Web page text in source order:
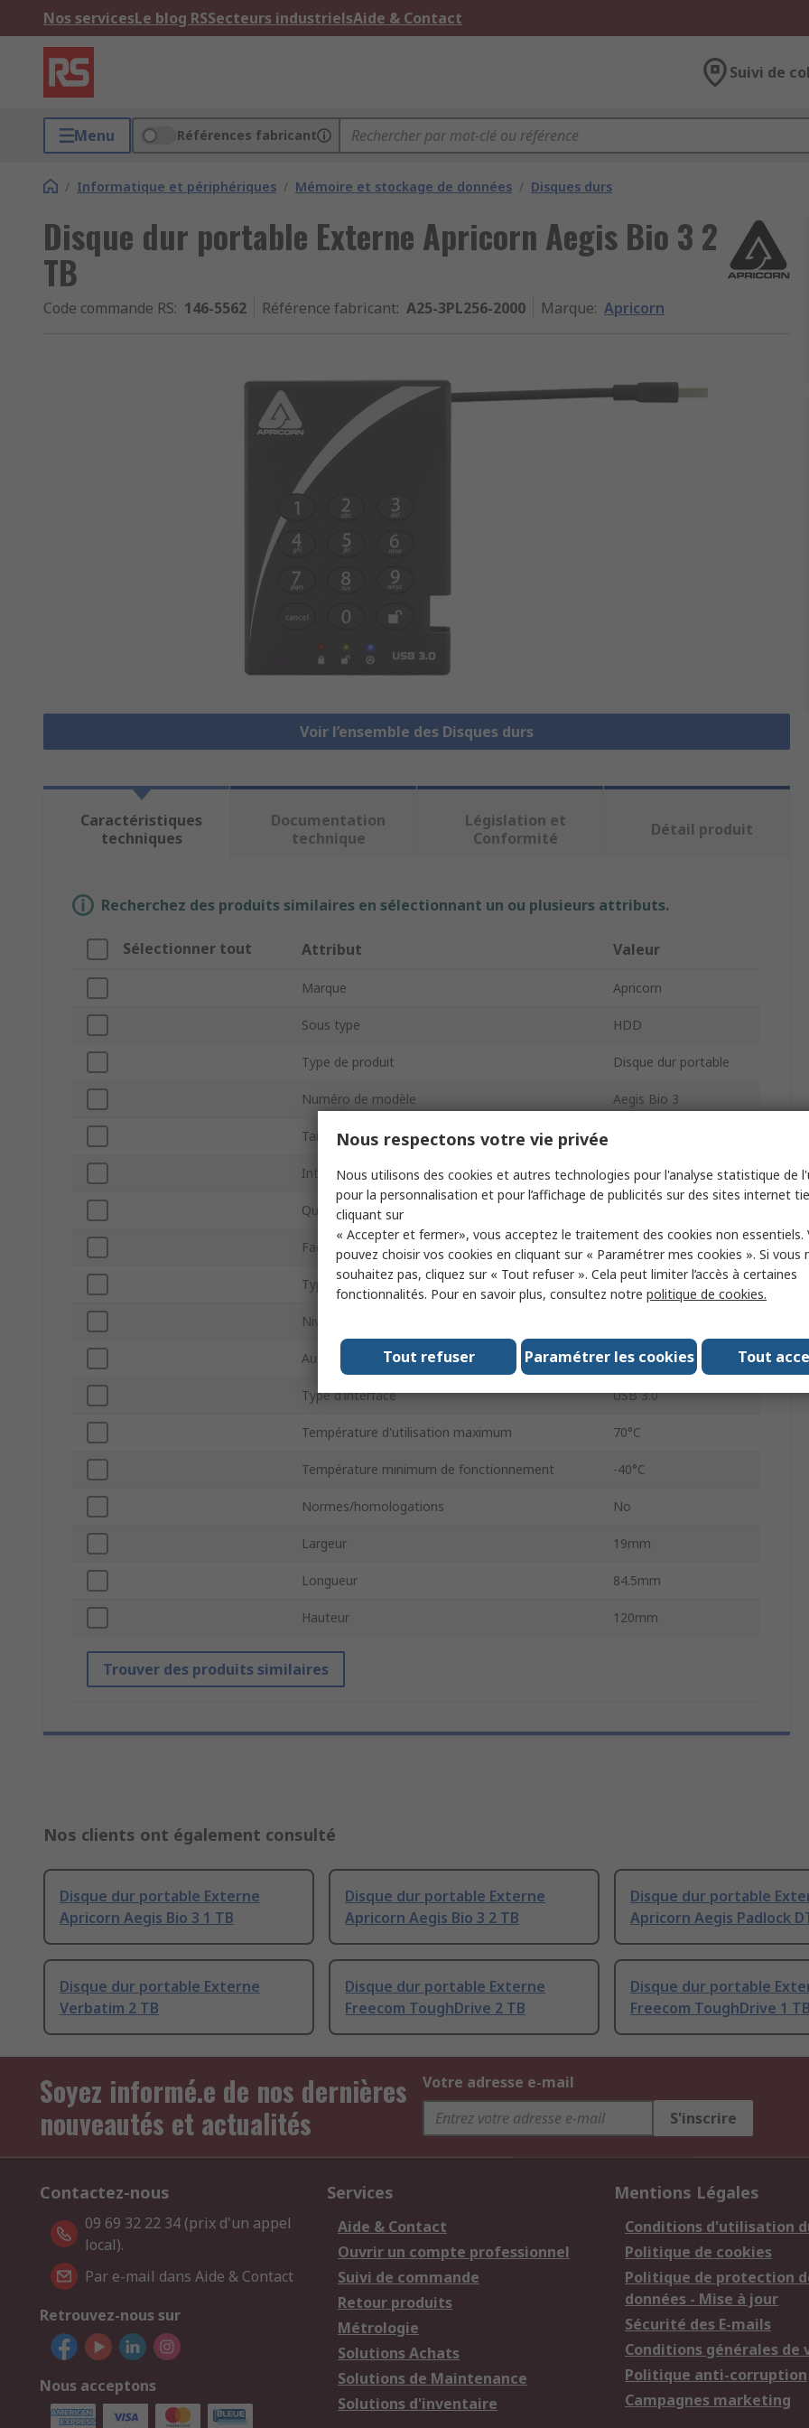
Nos servicesLe blog RSSecteurs industrielsAide & Contact
Suivi de
Menu Références fabricant
/ Informatique et périphériques / Mémoire et stockage de données / Disques durs
Disque dur portable Externe Apricorn Aegis Bio 3 2
TB
Code commande RS: 146-5562 Référence fabricant: A25-3PL256-2000 Marque: Apricorn
Voir l’ensemble des Disques durs
Caractéristiques
techniques
Documentation
technique
Législation et
Conformité
Détail produit
Recherchez des produits similaires en sélectionnant un ou plusieurs attributs.
Sélectionner tout Attribut Valeur
Marque Apricorn
Sous type HDD
Type de produit Disque dur portable
Numéro de modèle Aegis Bio 3
Taille de la mémoire
Interne/Externe Externe
Qualité industrielle
Facteur de forme Appareil portatif
Type NAND MLC
Niveau de codage
Auto-destructible Oui
Type d'interface USB 3.0
Température d'utilisation maximum 70°C
Température minimum de fonctionnement -40°C
Normes/homologations No
Largeur 19mm
Longueur 84.5mm
Hauteur 120mm
Trouver des produits similaires
Nos clients ont également consulté
Disque dur portable Externe
Apricorn Aegis Bio 3 1 TB
Disque dur portable Externe
Apricorn Aegis Bio 3 2 TB
Disque dur portable
Apricorn Aegis Padlock
Disque dur portable Externe
Verbatim 2 TB
Disque dur portable Externe
Freecom ToughDrive 2 TB
Disque dur portable
Freecom ToughDrive 1 TB
Soyez informé.e de nos dernières
nouveautés et actualités
Votre adresse e-mail
S'inscrire
Contactez-nous
09 69 32 22 34 (prix d'un appel
local).
Par e-mail dans Aide & Contact
Retrouvez-nous sur
Nous acceptons
Services
Aide & Contact
Ouvrir un compte professionnel
Suivi de commande
Retour produits
Métrologie
Solutions Achats
Solutions de Maintenance
Solutions d'inventaire
Mentions Légales
Conditions d'utilisation
Politique de cookies
Politique de protection
données - Mise à jour
Sécurité des E-mails
Conditions générales de
Politique anti-corruption
Campagnes marketing
Nous respectons votre vie privée
Nous utilisons des cookies et autres technologies pour l'analyse statistique de
pour la personnalisation et pour l’affichage de publicités sur des sites internet
cliquant sur
« Accepter et fermer», vous acceptez le traitement des cookies non essentiels.
pouvez choisir vos cookies en cliquant sur « Paramétrer mes cookies ». Si vous
souhaitez pas, cliquez sur « Tout refuser ». Cela peut limiter l’accès à certaines
fonctionnalités. Pour en savoir plus, consultez notre politique de cookies.
Tout
Paramétrer les cookies
Tout refuser